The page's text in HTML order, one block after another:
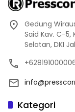
Gedung
Said Kav. C-5,
Selatan, DKI
Kategori